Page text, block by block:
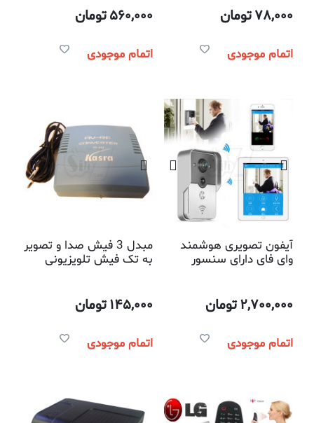
78,000تومان
اتمام موجودی
560,000تومان
اتمام موجودی
آیفون تصویری هوشمند
وای فای دارای سنسور
2,700,000تومان
اتمام موجودی
مبدل 3 فیش صدا و تصویر
به تک فیش تلویزیونی
145,000تومان
اتمام موجودی